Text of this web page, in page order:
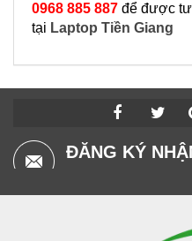
0968 885 887 để được
tại Laptop Tiền Giang
ĐĂNG KÝ